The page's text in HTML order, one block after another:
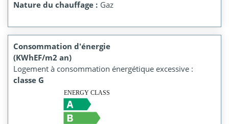
Nature du chauffage : Gaz
Consommation d'énergie
(KWhEF/m2 an)
Logement à consommation énergétique excessive :
classe G